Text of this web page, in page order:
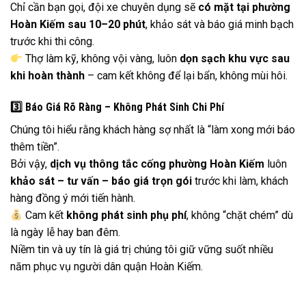
Chỉ cần bạn gọi, đội xe chuyên dụng sẽ có mặt tại phường
Hoàn Kiếm sau 10–20 phút, khảo sát và báo giá minh bạch
trước khi thi công.
Thợ làm kỹ, không vội vàng, luôn dọn sạch khu vực sau
khi hoàn thành – cam kết không để lại bẩn, không mùi hôi.
3️ Báo Giá Rõ Ràng – Không Phát Sinh Chi Phí
Chúng tôi hiểu rằng khách hàng sợ nhất là “làm xong mới báo
thêm tiền”.
Bởi vậy, dịch vụ thông tắc cống phường Hoàn Kiếm luôn
khảo sát – tư vấn – báo giá trọn gói trước khi làm, khách
hàng đồng ý mới tiến hành.
Cam kết không phát sinh phụ phí, không “chặt chém” dù
là ngày lễ hay ban đêm.
Niềm tin và uy tín là giá trị chúng tôi giữ vững suốt nhiều
năm phục vụ người dân quận Hoàn Kiếm.